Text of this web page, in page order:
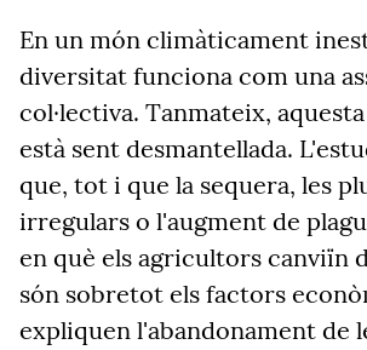
En un món climàticament
diversitat funciona com una
col·lectiva. Tanmateix,
està sent desmantellada.
que, tot i que la sequera, les
irregulars o l'augment de
en què els agricultors canviïn
són sobretot els factors
expliquen l'abandonament de